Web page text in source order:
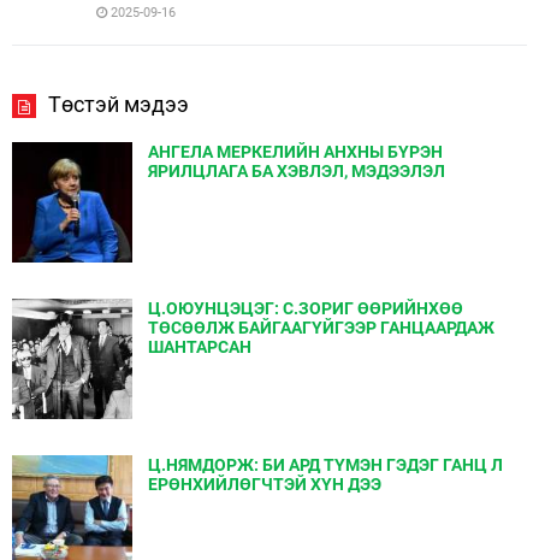
2025-09-16
Төстэй мэдээ
АНГЕЛА МЕРКЕЛИЙН АНХНЫ БҮРЭН
ЯРИЛЦЛАГА БА ХЭВЛЭЛ, МЭДЭЭЛЭЛ
Ц.ОЮУНЦЭЦЭГ: С.ЗОРИГ ӨӨРИЙНХӨӨ
ТӨСӨӨЛЖ БАЙГААГҮЙГЭЭР ГАНЦААРДАЖ
ШАНТАРСАН
Ц.НЯМДОРЖ: БИ АРД ТҮМЭН ГЭДЭГ ГАНЦ Л
ЕРӨНХИЙЛӨГЧТЭЙ ХҮН ДЭЭ